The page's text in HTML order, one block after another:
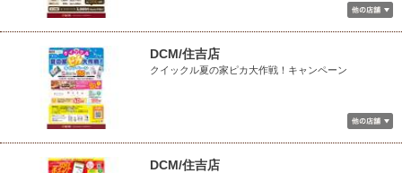
DCM/住吉店
クイックル夏の家ピカ大作戦！キャンペーン
DCM/住吉店